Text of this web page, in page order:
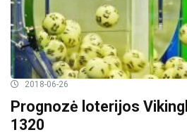
2018-06-26
Prognozė loterijos
1320